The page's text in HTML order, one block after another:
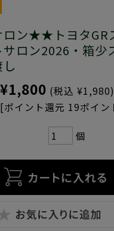
ロン★★トヨタGR
ロン2026・箱少
¥1,800 (税込 ¥1,980)
[ポイント還元 19ポイン
個